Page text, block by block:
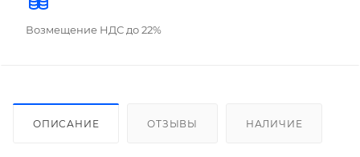
Возмещение НДС до 22%
ОПИСАНИЕ ОТЗЫВЫ НАЛИЧИЕ